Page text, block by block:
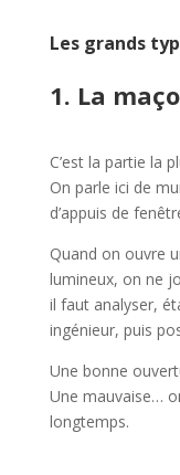
Les grands
1. La
C’est la partie la
On parle ici de
d’appuis de
Quand on ouvre
lumineux, on ne
il faut analyser,
ingénieur, puis
Une bonne
Une mauvaise…
longtemps.